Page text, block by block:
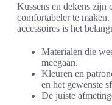
Kussens en dekens zijn
comfortabeler te
accessoires is het
Materialen die
meegaan.
Kleuren en
en het gewenste
De juiste